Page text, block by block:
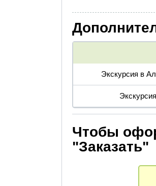
Экскурсия в
Чтобы
"Заказать"